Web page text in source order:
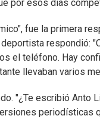
por esos días
fue la primera
respondió:
el teléfono. Hay
llevaban varios
"¿Te escribió Anto
periodísticas